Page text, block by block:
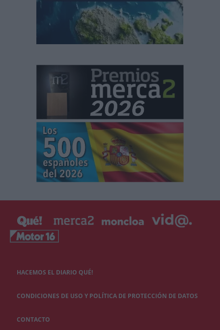
HACEMOS EL DIARIO QUÉ!
CONDICIONES DE USO Y POLÍTICA DE PROTECCIÓN DE DATOS
CONTACTO